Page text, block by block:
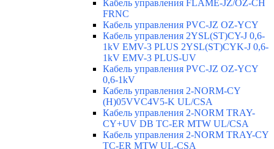
Кабель управления FLAME-JZ/OZ-CH
FRNC
Кабель управления PVC-JZ OZ-YCY
Кабель управления 2YSL(ST)CY-J 0,6-
1kV EMV-3 PLUS 2YSL(ST)CYK-J 0,6-
1kV EMV-3 PLUS-UV
Кабель управления PVC-JZ OZ-YCY
0,6-1kV
Кабель управления 2-NORM-CY
(H)05VVC4V5-K UL/CSA
Кабель управления 2-NORM TRAY-
CY+UV DB TC-ER MTW UL/CSA
Кабель управления 2-NORM TRAY-CY
TC-ER MTW UL-CSA